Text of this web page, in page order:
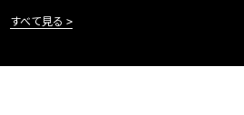
すべて見る